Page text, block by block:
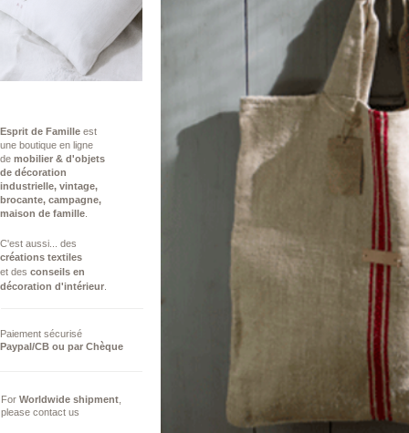
Esprit de Famille est
une boutique en ligne
de mobilier & d'objets
de décoration
industrielle, vintage,
brocante, campagne,
maison de famille
C'est aussi...​ des
créations textiles
et des conseils ​en
décoration d'intérieur
Paiement sécurisé
Paypal/CB ou par Chèque
For Worldwide shipment
please contact us